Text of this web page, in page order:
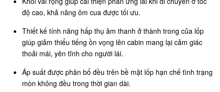
độ cao, khả năng ôm cua được tối ưu.
Thiết kế tính năng hấp thụ âm thanh ở thành trong của lốp
giúp giảm thiểu tiếng ồn vọng lên cabin mang lại cảm giác
thoải mái, yên tĩnh cho người lái.
Áp suất được phân bổ đều trên bề mặt lốp hạn chế tình trạng
mòn không đều trong thời gian dài.